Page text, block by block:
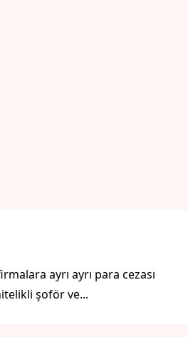
ayrı ayrı para cezası
şoför ve...